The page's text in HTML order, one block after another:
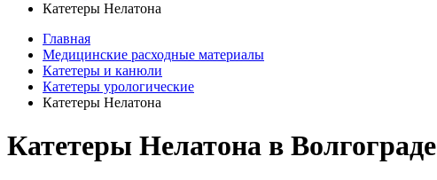
Катетеры Нелатона
Главная
Медицинские расходные материалы
Катетеры и канюли
Катетеры урологические
Катетеры Нелатона
Катетеры Нелатона в Волгограде